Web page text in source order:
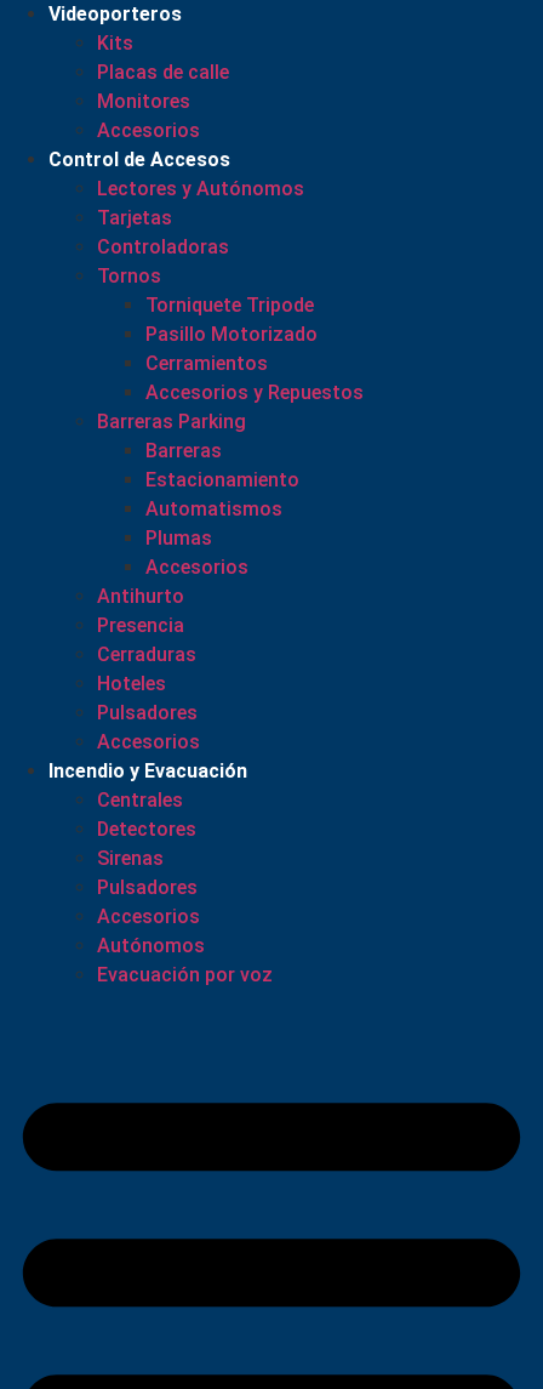
Videoporteros
Kits
Placas de calle
Monitores
Accesorios
Control de Accesos
Lectores y Autónomos
Tarjetas
Controladoras
Tornos
Torniquete Tripode
Pasillo Motorizado
Cerramientos
Accesorios y Repuestos
Barreras Parking
Barreras
Estacionamiento
Automatismos
Plumas
Accesorios
Antihurto
Presencia
Cerraduras
Hoteles
Pulsadores
Accesorios
Incendio y Evacuación
Centrales
Detectores
Sirenas
Pulsadores
Accesorios
Autónomos
Evacuación por voz